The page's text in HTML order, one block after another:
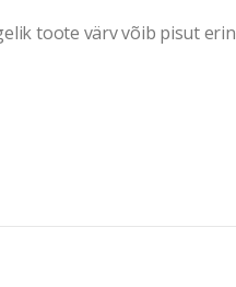
toote värv võib pisut